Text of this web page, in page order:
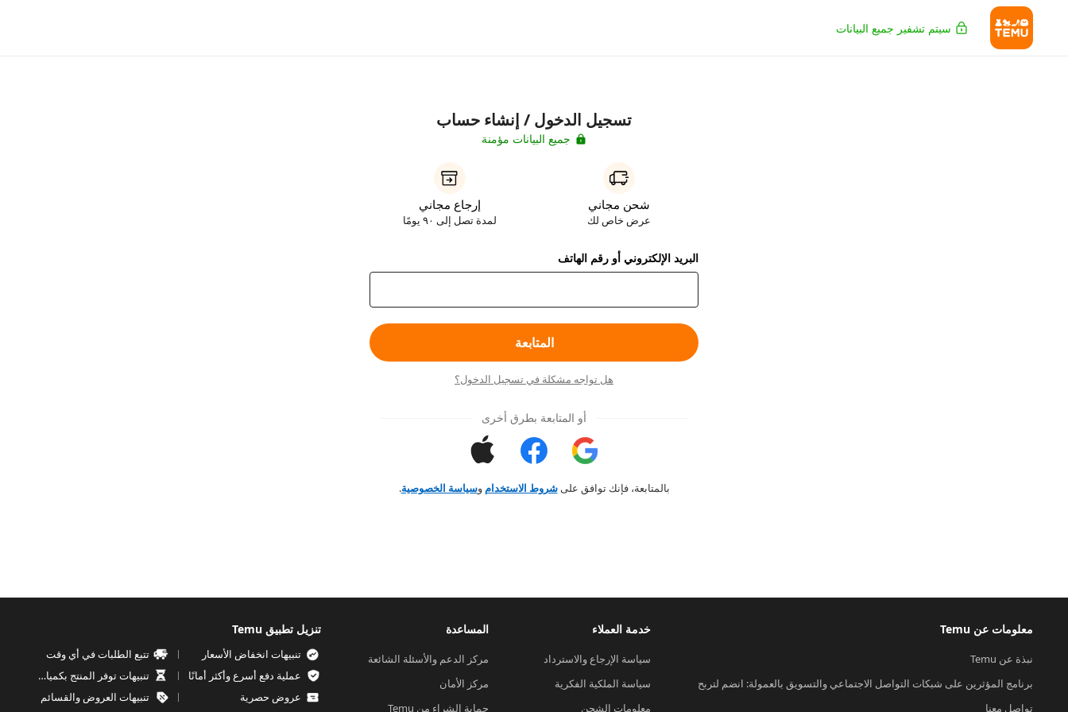
سيتم تشفير جميع البيانات
تسجيل الدخول / إنشاء حساب
جميع البيانات مؤمنة
شحن مجاني
عرض خاص لك
إرجاع مجاني
لمدة تصل إلى ٩٠ يومًا
البريد الإلكتروني أو رقم الهاتف
المتابعة
هل تواجه مشكلة في تسجيل الدخول؟
أو المتابعة بطرق أخرى
بالمتابعة، فإنك توافق علىشروط الاستخدام وسياسة الخصوصية.
معلومات عن Temu
نبذة عن Temu
برنامج المؤثرين على شبكات التواصل الاجتماعي والتسويق بالعمولة: انضم لتربح
تواصل معنا
خدمة العملاء
سياسة الإرجاع والاسترداد
سياسة الملكية الفكرية
معلومات الشحن
المساعدة
مركز الدعم والأسئلة الشائعة
مركز الأمان
حماية الشراء من Temu
تنزيل تطبيق Temu
تنبيهات انخفاض الأسعار
تتبع الطلبات في أي وقت
عملية دفع أسرع وأكثر أمانًا
تنبيهات توفر المنتج بكميات محدودة
عروض حصرية
تنبيهات العروض والقسائم